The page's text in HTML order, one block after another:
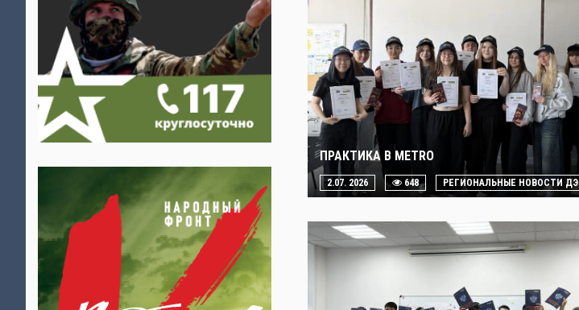
ПРАКТИКА В METRO
2.07. 2026 648 РЕГИОНАЛЬНЫЕ НОВОСТИ ДЭ